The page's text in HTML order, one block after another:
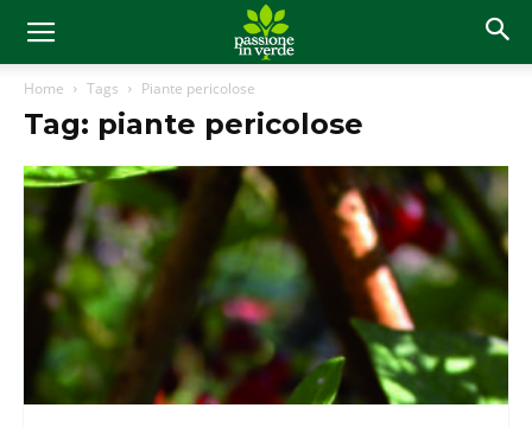
Home Tags Piante pericolose
Tag: piante pericolose